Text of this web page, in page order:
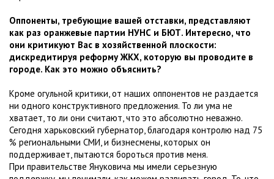
Оппоненты, требующие вашей отставки, представляют
как раз оранжевые партии НУНС и БЮТ. Интересно, что
они критикуют Вас в хозяйственной плоскости:
дискредитируя реформу ЖКХ, которую вы проводите в
городе. Как это можно объяснить?
Кроме огульной критики, от наших оппонентов не раздается
ни одного конструктивного предложения. То ли ума не
хватает, то ли они считают, что это абсолютно неважно.
Сегодня харьковский губернатор, благодаря контролю над 75
% региональными СМИ, и бизнесмены, которых он
поддерживает, пытаются бороться против меня.
При правительстве Януковича мы имели серьезную